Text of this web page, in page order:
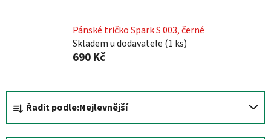
Pánské tričko Spark S 003, černé
Skladem u dodavatele (1 ks)
690 Kč
Ř
a
z
Řadit podle:Nejlevnější